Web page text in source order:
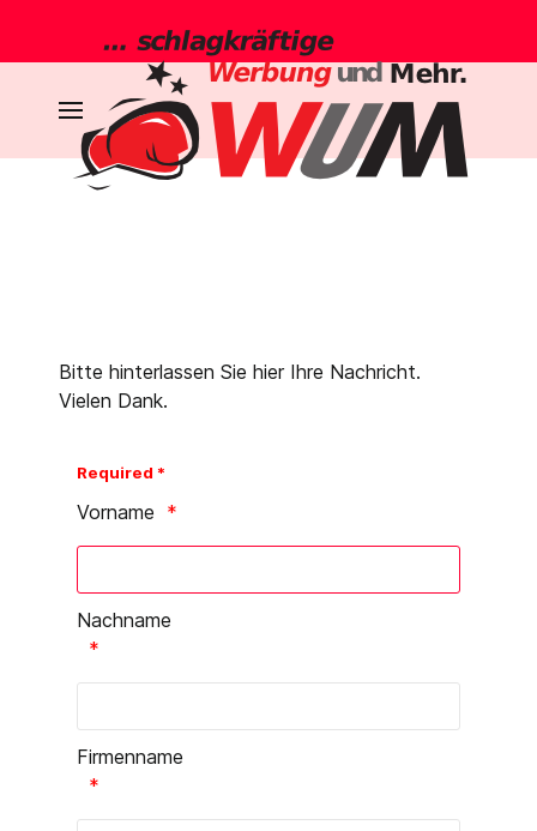
Bitte hinterlassen Sie hier Ihre Nachricht.
Vielen Dank.
Required *
Vorname
Nachname
Firmenname